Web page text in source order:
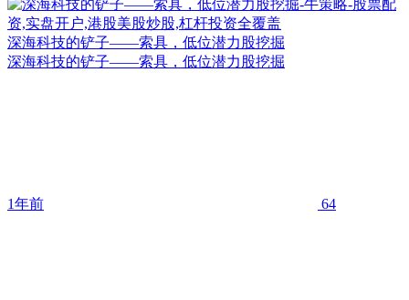
深海科技的铲子——索具，低位潜力股挖掘
深海科技的铲子——索具，低位潜力股挖掘
1年前 64